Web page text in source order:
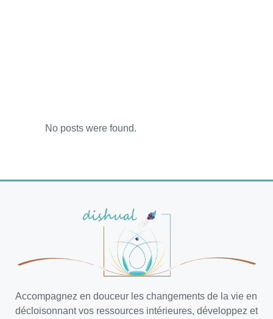
No posts were found.
Accompagnez en douceur les changements de la vie en
décloisonnant vos ressources intérieures, développez et